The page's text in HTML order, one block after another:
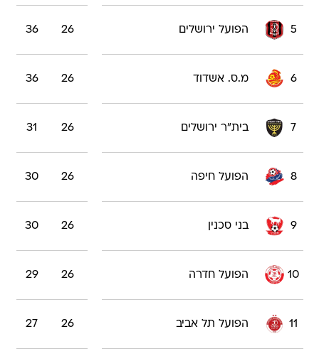
5 הפועל ירושלים 26
36
6 מ.ס. אשדוד 26
36
7 בית"ר ירושלים 26
31
8 הפועל חיפה 26
30
9 בני סכנין 26
30
10 הפועל חדרה 26
29
11 הפועל תל אביב 26
27